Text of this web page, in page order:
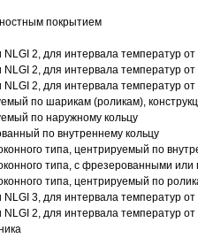
покрытием
2, для интервала температур
2, для интервала температур
2, для интервала температур
по шарикам (роликам),
по наружному кольцу
по внутреннему кольцу
типа, центрируемый по
типа, с фрезерованными
типа, центрируемый по
3, для интервала температур
2, для интервала температур